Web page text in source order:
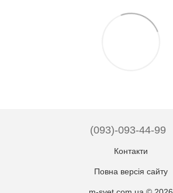
(093)-093-44-99
Контакти
Повна версія сайту